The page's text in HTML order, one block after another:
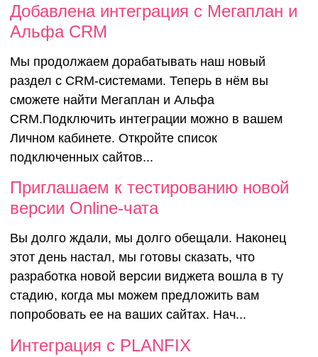
Добавлена интеграция с Мегаплан и
Альфа CRM
Мы продолжаем дорабатывать наш новый
раздел с CRM-системами. Теперь в нём вы
сможете найти Мегаплан и Альфа
CRM.Подключить интеграции можно в вашем
Личном кабинете. Откройте список
подключенных сайтов...
Приглашаем
новой
Online-чата
Приглашаем к тестированию новой
версии Online-чата
Вы долго ждали, мы долго обещали. Наконец
этот день настал, мы готовы сказать, что
разработка новой версии виджета вошла в ту
стадию, когда мы можем предложить вам
попробовать ее на ваших сайтах. Нач...
Интеграция с PLANFIX